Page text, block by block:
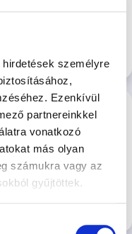
személyre
Ezenkívül
partnereinkkel
vonatkozó
más olyan
számukra vagy az
gyűjtöttek.
Péterrel
14. – Péntek
Róbert
Ft/Alkalom